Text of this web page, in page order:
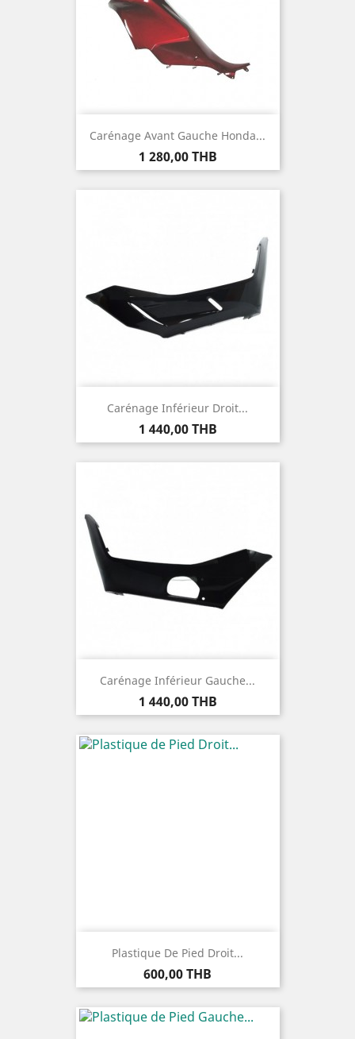
Carénage Avant Gauche Honda...
Prix
1 280,00 THB
Carénage Inférieur Droit...
Prix
1 440,00 THB
Carénage Inférieur Gauche...
Prix
1 440,00 THB
Plastique De Pied Droit...
Prix
600,00 THB